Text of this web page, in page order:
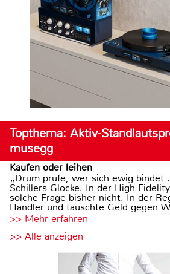
Topthema: Aktiv-
musegg
Kaufen oder leihen
„Drum prüfe, wer sich ewig bindet
Schillers Glocke. In der High
solche Frage bisher nicht. In der
Händler und tauschte Geld gegen
>> Mehr erfahren
>> Alle anzeigen